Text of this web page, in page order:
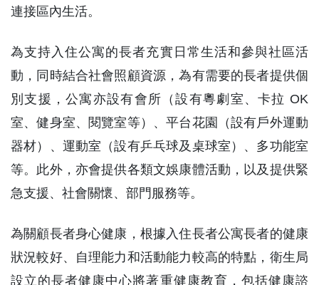
的酒樓，住戶可透過電梯直達北區空中走廊及酒樓，
為支持入住公寓的長者充實日常生活和參與社區活
動，同時結合社會照顧資源，為有需要的長者提供個
別支援，公寓亦設有會所（設有粵劇室、卡拉 OK
室、健身室、閱覽室等）、平台花園（設有戶外運動
器材）、運動室（設有乒乓球及桌球室）、多功能室
等。此外，亦會提供各類文娛康體活動，以及提供緊
為關顧長者身心健康，根據入住長者公寓長者的健康
狀況較好、自理能力和活動能力較高的特點，衛生局